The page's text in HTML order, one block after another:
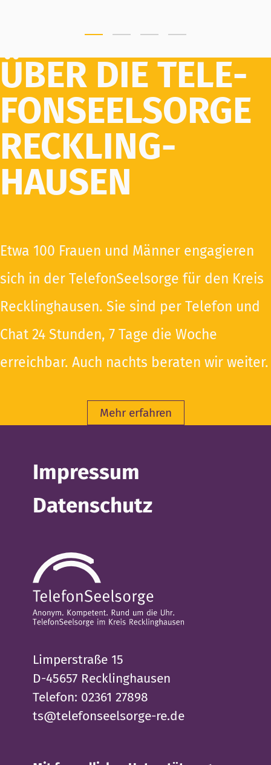
ÜBER DIE TELE­
FON­SEEL­SORGE
RECK­LING­
HAUSEN
Etwa 100 Frauen und Männer engagieren
sich in der TelefonSeelsorge für den Kreis
Recklinghausen. Sie sind per Telefon und
Chat 24 Stunden, 7 Tage die Woche
erreichbar. Auch nachts beraten wir weiter.
Mehr erfahren
Impressum
Datenschutz
Limperstraße 15
D-45657 Recklinghausen
Telefon: 02361 27898
ts@telefonseelsorge-re.de